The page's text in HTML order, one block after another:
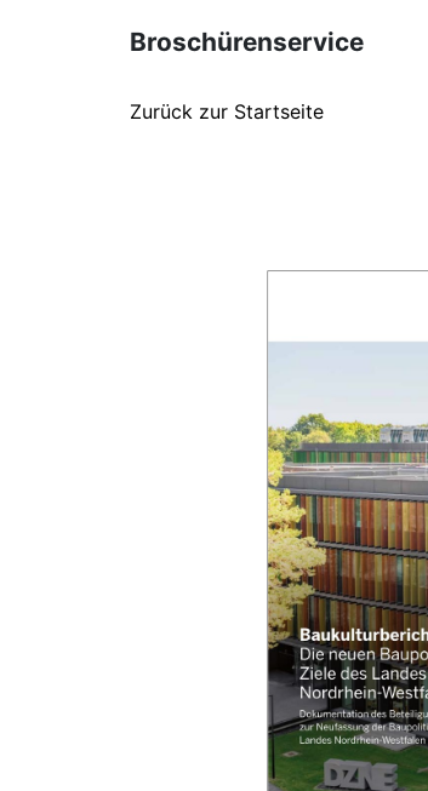
Broschürenservice
Zurück zur Startseite